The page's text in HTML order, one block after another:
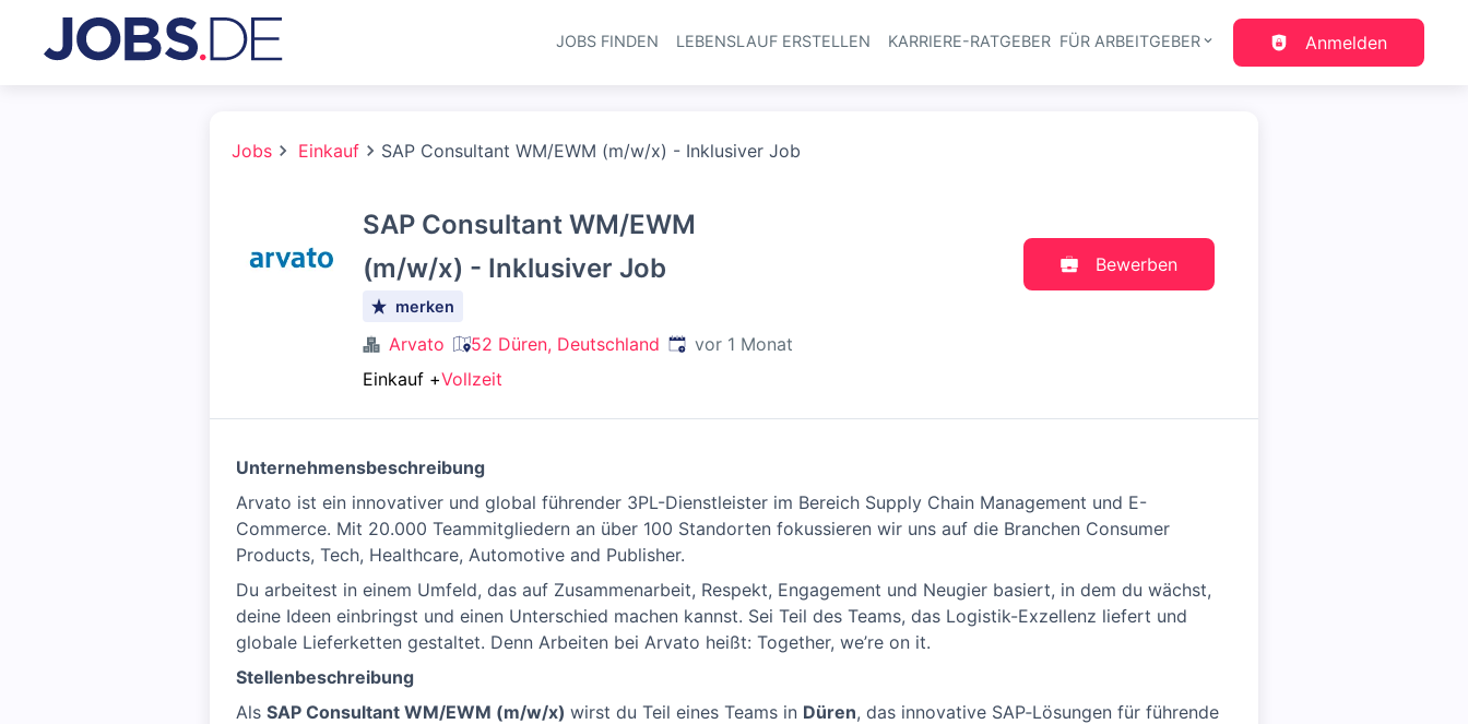
Haupt-Navigation
JOBS FINDEN LEBENSLAUF ERSTELLEN KARRIERE-RATGEBER FÜR ARBEITGEBER Anmelden
Jobs Einkauf SAP Consultant WM/EWM (m/w/x) - Inklusiver Job
SAP Consultant WM/EWM
(m/w/x) - Inklusiver Job
merken
Arvato 52 Düren, Deutschland Veröffentlicht:
vor 1 Monat
Einkauf +Vollzeit
Bewerben
Unternehmensbeschreibung
Arvato ist ein innovativer und global führender 3PL-Dienstleister im Bereich Supply Chain Management und E-
Commerce. Mit 20.000 Teammitgliedern an über 100 Standorten fokussieren wir uns auf die Branchen Consumer
Products, Tech, Healthcare, Automotive and Publisher.
Du arbeitest in einem Umfeld, das auf Zusammenarbeit, Respekt, Engagement und Neugier basiert, in dem du wächst,
deine Ideen einbringst und einen Unterschied machen kannst. Sei Teil des Teams, das Logistik-Exzellenz liefert und
globale Lieferketten gestaltet. Denn Arbeiten bei Arvato heißt: Together, we’re on it.
Stellenbeschreibung
Als SAP Consultant WM/EWM (m/w/x) wirst du Teil eines Teams in Düren, das innovative SAP‑Lösungen für führende